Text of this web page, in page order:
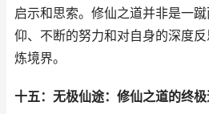
启示和思索。修仙之道并非是一
仰、不断的努力和对自身的深度
炼境界。
十五：无极仙途：修仙之道的终